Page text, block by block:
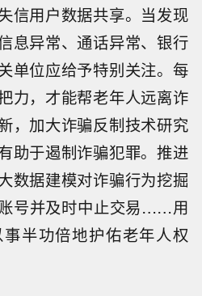
信用户数据共享。当发现
息异常、通话异常、银行
单位应给予特别关注。每
力，才能帮老年人远离诈
，加大诈骗反制技术研究
助于遏制诈骗犯罪。推进
数据建模对诈骗行为挖掘
号并及时中止交易……用
半功倍地护佑老年人权